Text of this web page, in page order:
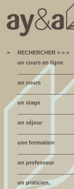
>
RECHERCHER > > >
un cours en ligne
un cours
un stage
un séjour
une formation
un professeur
un praticien,